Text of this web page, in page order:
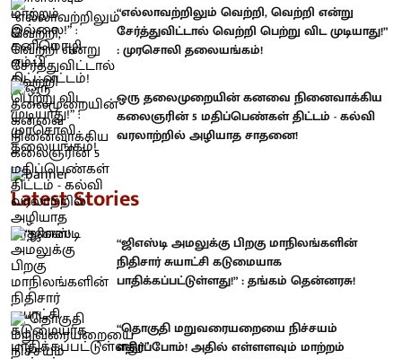
“எல்லாவற்றிலும் வெற்றி, வெற்றி என்று
சேர்த்துவிட்டால் வெற்றி பெற்று விட முடியாது!”
: முரசொலி தலையங்கம்!
ஒரு தலைமுறையின் கனவை நினைவாக்கிய
கலைஞரின் 5 மதிப்பெண்கள் திட்டம் - கல்வி
வரலாற்றில் அழியாத சாதனை!
Latest Stories
“ஜிஎஸ்டி அமலுக்கு பிறகு மாநிலங்களின்
நிதிசார் சுயாட்சி கடுமையாக
பாதிக்கப்பட்டுள்ளது!” : தங்கம் தென்னரசு!
“தொகுதி மறுவரையறையை நிச்சயம்
எதிர்ப்போம்! அதில் எள்ளளவும் மாற்றம்